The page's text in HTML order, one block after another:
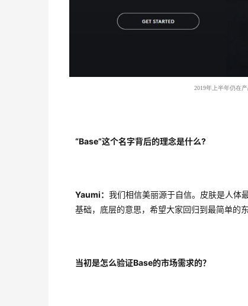
2019年上半年仍在
“Base”这个名字背后的理念是什么?
Yaumi： 我们相信美丽源于自信。皮肤是人体
基础，底层的意思，希望大家回归到最简单的
当初是怎么验证Base的市场需求的？